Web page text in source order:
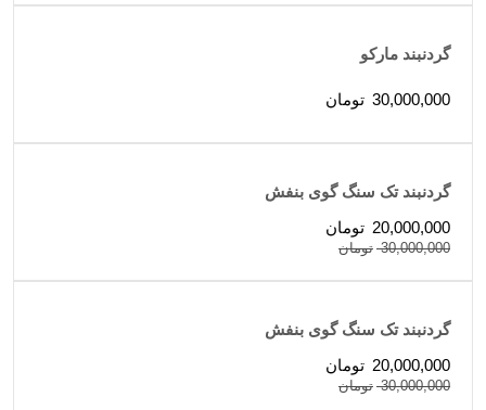
گردنبند مارکو
30,000,000 تومان
گردنبند تک سنگ گوی بنفش
20,000,000 تومان
30,000,000 تومان
گردنبند تک سنگ گوی بنفش
20,000,000 تومان
30,000,000 تومان